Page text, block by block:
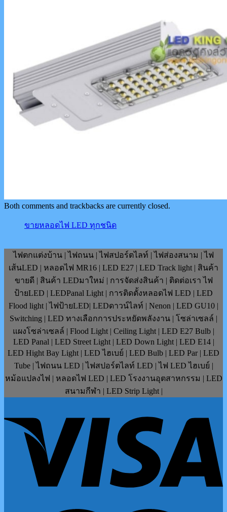
Both comments and trackbacks are currently closed.
ขายหลอดไฟ LED ทุกชนิด
ไฟตกแต่งบ้าน | ไฟถนน | ไฟสปอร์ตไลท์ | ไฟส่องสนาม | ไฟ
เส้นLED | หลอดไฟ MR16 | LED E27 | LED Track light | สินค้า
ขายดี | สินค้า LEDมาใหม่ | การจัดส่งสินค้า | ติดต่อเรา ไฟ
ป้ายLED | LEDPanal Light | การติดตั้งหลอดไฟ LED | LED
Flood light | ไฟป้ายLED| LEDดาวน์ไลท์ | Nenon | LED GU10 |
Switching | LED ทางเลือกการประหยัดพลังงาน | โซล่าเซลล์ |
แผงโซล่าเซลล์ | Flood Light | Ceiling Light | LED E27 Bulb |
LED Panal | LED Street Light | LED Down Light | LED E14 |
LED Hight Bay Light | LED ไฮเบย์ | LED Bulb | LED Par | LED
Tube | ไฟถนน LED | ไฟสปอร์ตไลท์ LED | ไฟ LED ไฮเบย์ |
หม้อแปลงไฟ | หลอดไฟ LED | LED โรงงานอุตสาหกรรม | LED
สนามกีฬา | LED Strip Light |